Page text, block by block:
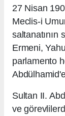
27 Nisan
Meclis-i
saltanatının
Ermeni,
parlamento
Sultan II.
ve